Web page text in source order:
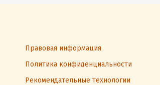
Правовая информация
Политика конфиденциальности
Рекомендательные технологии